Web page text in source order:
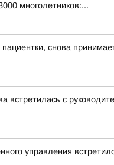
многолетников:...
снова
встретилась с
управления